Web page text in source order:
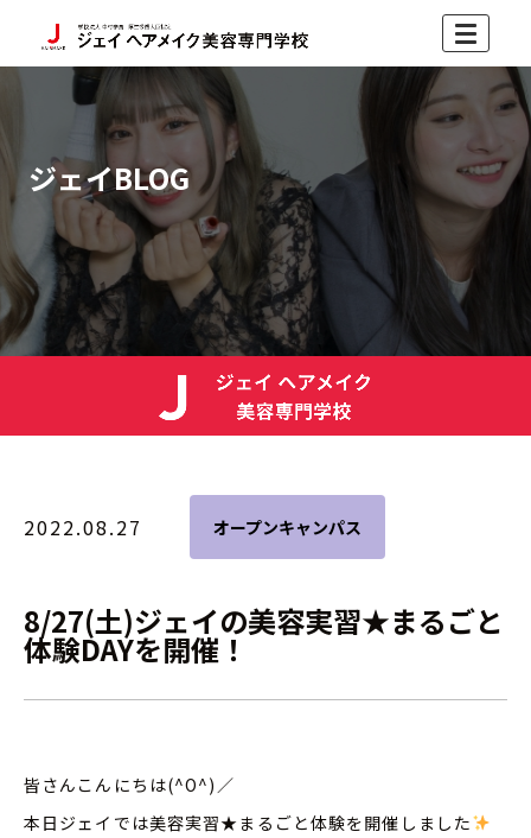
ジェイBLOG
2022.08.27 オープンキャンパス
8/27(土)ジェイの美容実習★まるごと
体験DAYを開催！
皆さんこんにちは(^O^)／
本日ジェイでは美容実習★まるごと体験を開催しました